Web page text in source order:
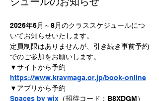
2026年6月～8月のクラススケジュールにつ
いてお知らせいたします。
定員制限はありませんが、引き続き事前予約
でのご参加をお願いします。
▼サイトから予約
https://www.kravmaga.or.jp/book-online
▼アプリから予約
Spaces by wix （招待コード：B8XDGM）